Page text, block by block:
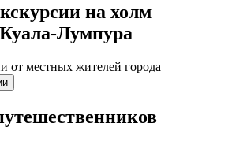
на холм
Лумпура
от местных жителей города